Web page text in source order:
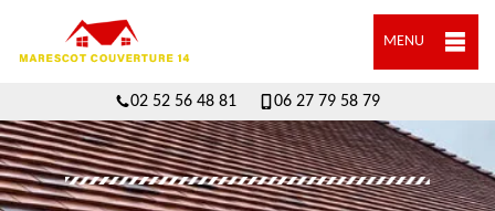
MENU
02 52 56 48 81 06 27 79 58 79